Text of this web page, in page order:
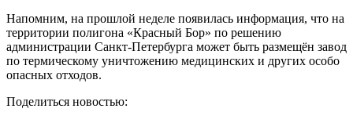
Напомним, на прошлой неделе появилась информация, что на
территории полигона «Красный Бор» по решению
администрации Санкт-Петербурга может быть размещён завод
по термическому уничтожению медицинских и других особо
опасных отходов.
Поделиться новостью: